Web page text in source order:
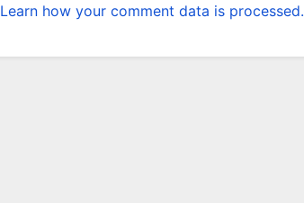
Learn how your comment data is processed.